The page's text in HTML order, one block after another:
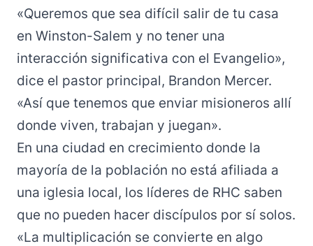
«Queremos que sea difícil salir de tu casa
en Winston-Salem y no tener una
interacción significativa con el Evangelio»,
dice el pastor principal, Brandon Mercer.
«Así que tenemos que enviar misioneros allí
donde viven, trabajan y juegan».
En una ciudad en crecimiento donde la
mayoría de la población no está afiliada a
una iglesia local, los líderes de RHC saben
que no pueden hacer discípulos por sí solos.
«La multiplicación se convierte en algo